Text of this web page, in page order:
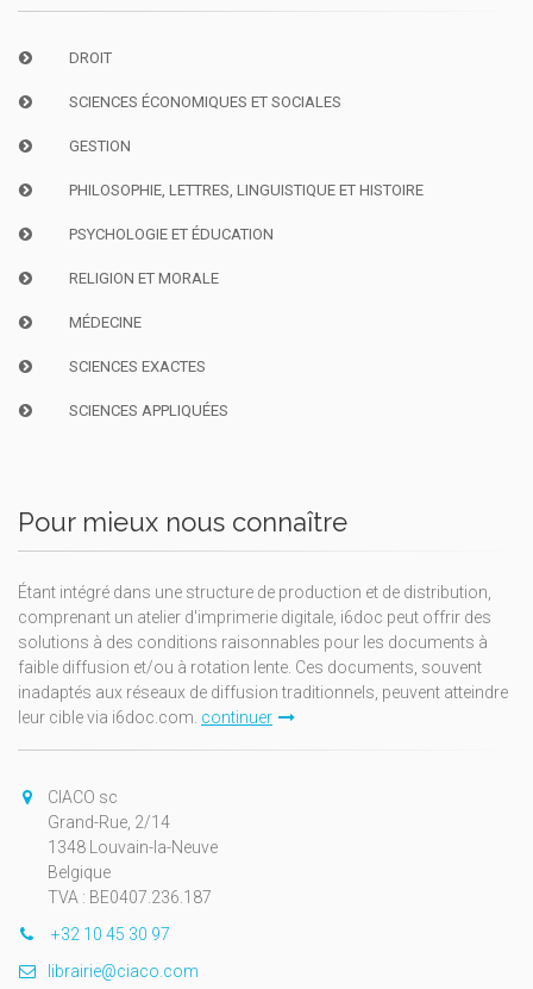
DROIT
SCIENCES ÉCONOMIQUES ET SOCIALES
GESTION
PHILOSOPHIE, LETTRES, LINGUISTIQUE ET HISTOIRE
PSYCHOLOGIE ET ÉDUCATION
RELIGION ET MORALE
MÉDECINE
SCIENCES EXACTES
SCIENCES APPLIQUÉES
Pour mieux nous connaître
Étant intégré dans une structure de production et de distribution,
comprenant un atelier d'imprimerie digitale, i6doc peut offrir des
solutions à des conditions raisonnables pour les documents à
faible diffusion et/ou à rotation lente. Ces documents, souvent
inadaptés aux réseaux de diffusion traditionnels, peuvent atteindre
leur cible via i6doc.com. continuer
CIACO sc
Grand-Rue, 2/14
1348 Louvain-la-Neuve
Belgique
TVA : BE0407.236.187
+32 10 45 30 97
librairie@ciaco.com